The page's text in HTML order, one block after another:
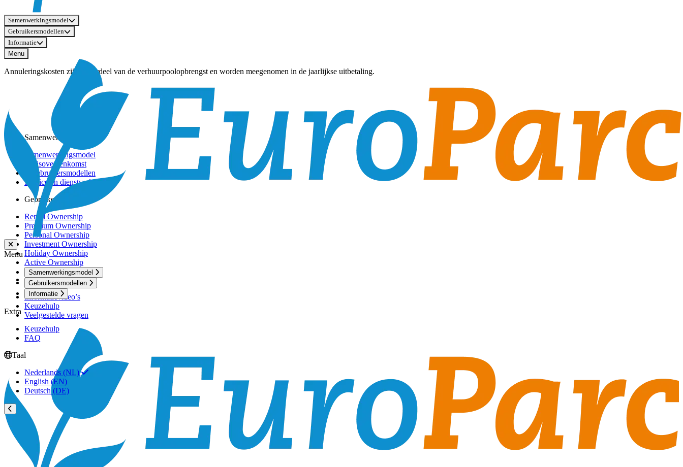
Samenwerkingsmodel
Gebruikersmodellen
Informatie
Menu
Menu
Samenwerkingsmodel
Gebruikersmodellen
Informatie
Extra
Keuzehulp
FAQ
Taal
Nederlands (NL)
English (EN)
Deutsch (DE)
Annuleringskosten zijn onderdeel van de verhuurpoolopbrengst en worden meegenomen in de jaarlijkse uitbetaling.
Samenwerkingsmodel
Samenwerkingsmodel
Basisovereenkomst
6 Gebruikersmodellen
Service en dienstverlening
Gebruikersmodellen
Rental Ownership
Premium Ownership
Personal Ownership
Investment Ownership
Holiday Ownership
Active Ownership
Informatie
Informatievideo’s
Keuzehulp
Veelgestelde vragen